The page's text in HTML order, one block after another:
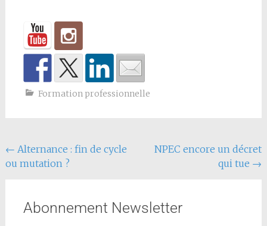
Formation professionnelle
← Alternance : fin de cycle
ou mutation ?
NPEC encore un décret
qui tue →
Abonnement Newsletter